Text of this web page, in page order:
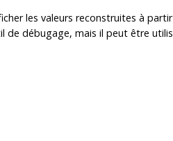
les valeurs reconstruites à
de débugage, mais il peut être